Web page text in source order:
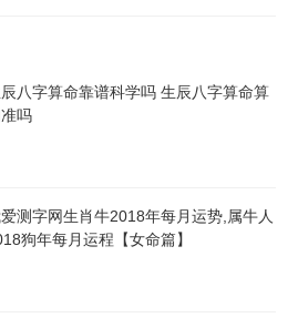
快餐,多摄入新鲜蔬果和营养均衡的
持整洁和舒适。良好的居住环境对身
期做好家居清洁和整理,保持空气流
业运势：
八字算命靠谱科学吗 生辰八字算命算
吗
测字网生肖牛2018年每月运势,属牛人
狗年每月运程【女命篇】